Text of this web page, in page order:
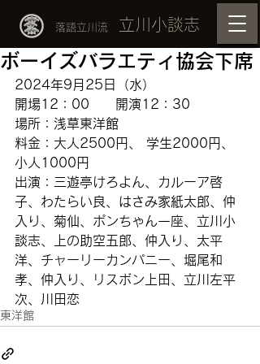
落語立川流 立川小談志
ボーイズバラエティ協会下席
2024年9月25日（水）
開場12：00　　開演12：30
場所：浅草東洋館
料金：大人2500円、 学生2000円、
小人1000円
出演： 三遊亭けろよん、カルーア啓
子、わたらい良、はさみ家紙太郎、仲
入り、菊仙、ポンちゃん一座、立川小
談志、上の助空五郎、仲入り、太平
洋、チャーリーカンパニー、堀尾和
孝、仲入り、リスボン上田、立川左平
次、川田恋
東洋館